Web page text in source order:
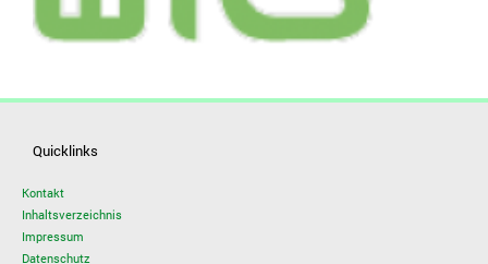
Quicklinks
Kontakt
Inhaltsverzeichnis
Impressum
Datenschutz